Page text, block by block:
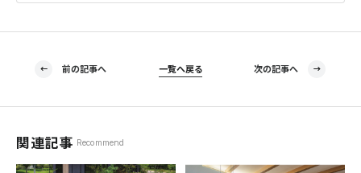
前の記事へ 一覧へ戻る 次の記事へ
関連記事 Recommend